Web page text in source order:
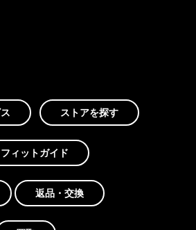
ストアを探す
ィットガイド
返品・交換